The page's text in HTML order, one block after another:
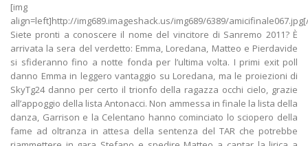
[img
align=left]http://img689.imageshack.us/img689/6389/
Siete pronti a conoscere il nome del vincitore di Sanremo 2011? È
arrivata la sera del verdetto: Emma, Loredana, Matteo e Pierdavide
si sfideranno fino a notte fonda per l’ultima volta. I primi exit poll
danno Emma in leggero vantaggio su Loredana, ma le proiezioni di
SkyTg24 danno per certo il trionfo della ragazza occhi cielo, grazie
all’appoggio della lista Antonacci. Non ammessa in finale la lista della
danza, Garrison e la Celentano hanno cominciato lo sciopero della
fame ad oltranza in attesa della sentenza del TAR che potrebbe